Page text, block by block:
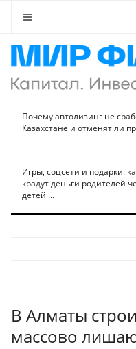
Почему автолизинг не
Казахстане и отменят ли
Игры, соцсети и подарки:
крадут деньги родителей
детей ...
В Алматы
массово